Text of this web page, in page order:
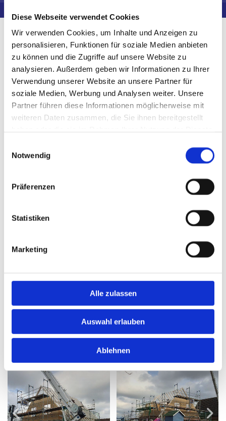
Diese Webseite verwendet Cookies
Wir verwenden Cookies, um Inhalte und Anzeigen zu
personalisieren, Funktionen für soziale Medien anbieten
zu können und die Zugriffe auf unsere Website zu
analysieren. Außerdem geben wir Informationen zu Ihrer
Verwendung unserer Website an unsere Partner für
soziale Medien, Werbung und Analysen weiter. Unsere
Partner führen diese Informationen möglicherweise mit
weiteren Daten zusammen, die Sie ihnen bereitgestellt
Notwendig
Präferenzen
Statistiken
Marketing
Alle zulassen
Auswahl erlauben
Ablehnen
Brückeneinhausung